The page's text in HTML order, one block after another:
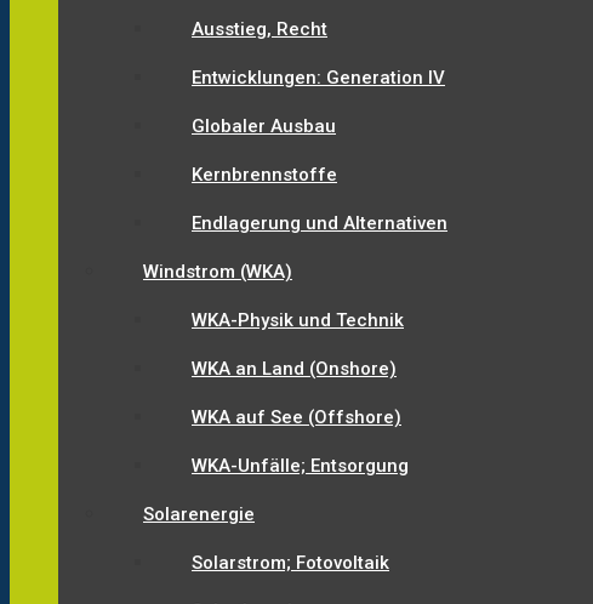
Ausstieg, Recht
Entwicklungen: Generation IV
Globaler Ausbau
Kernbrennstoffe
Endlagerung und Alternativen
Windstrom (WKA)
WKA-Physik und Technik
WKA an Land (Onshore)
WKA auf See (Offshore)
WKA-Unfälle; Entsorgung
Solarenergie
Solarstrom; Fotovoltaik